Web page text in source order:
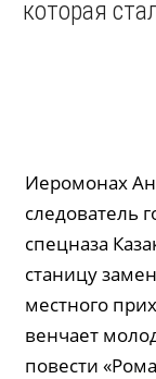
которая
Иеромонах
следователь
спецназа
станицу
местного
венчает
повести